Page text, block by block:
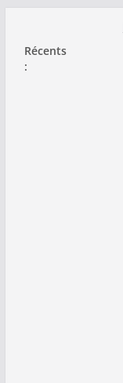
contenu
Récents
: